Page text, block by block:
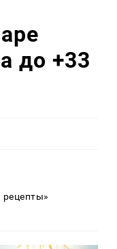
до +33
рецепты»